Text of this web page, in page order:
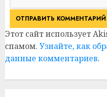
Этот сайт использует
спамом. Узнайте, как
данные комментариев.